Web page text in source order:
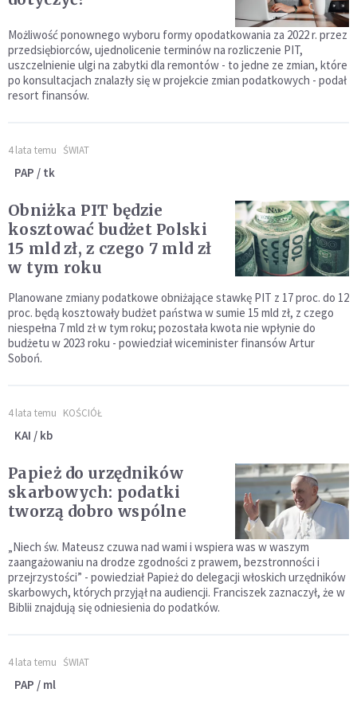
Możliwość ponownego wyboru formy opodatkowania za 2022 r. przez
przedsiębiorców, ujednolicenie terminów na rozliczenie PIT,
uszczelnienie ulgi na zabytki dla remontów - to jedne ze zmian, które
po konsultacjach znalazły się w projekcie zmian podatkowych - podał
resort finansów.
4 lata temu ŚWIAT
PAP / tk
Obniżka PIT będzie
kosztować budżet Polski
15 mld zł, z czego 7 mld zł
w tym roku
Planowane zmiany podatkowe obniżające stawkę PIT z 17 proc. do 12
proc. będą kosztowały budżet państwa w sumie 15 mld zł, z czego
niespełna 7 mld zł w tym roku; pozostała kwota nie wpłynie do
budżetu w 2023 roku - powiedział wiceminister finansów Artur
Soboń.
4 lata temu KOŚCIÓŁ
KAI / kb
Papież do urzędników
skarbowych: podatki
tworzą dobro wspólne
„Niech św. Mateusz czuwa nad wami i wspiera was w waszym
zaangażowaniu na drodze zgodności z prawem, bezstronności i
przejrzystości” - powiedział Papież do delegacji włoskich urzędników
skarbowych, których przyjął na audiencji. Franciszek zaznaczył, że w
Biblii znajdują się odniesienia do podatków.
4 lata temu ŚWIAT
PAP / ml